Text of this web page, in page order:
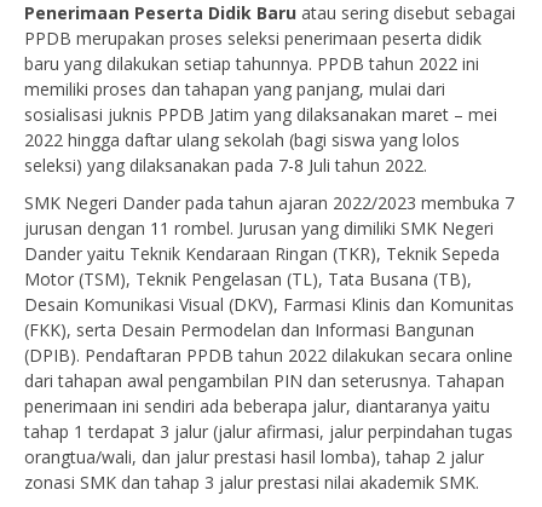
Penerimaan Peserta Didik Baru atau sering disebut sebagai
PPDB merupakan proses seleksi penerimaan peserta didik
baru yang dilakukan setiap tahunnya. PPDB tahun 2022 ini
memiliki proses dan tahapan yang panjang, mulai dari
sosialisasi juknis PPDB Jatim yang dilaksanakan maret – mei
2022 hingga daftar ulang sekolah (bagi siswa yang lolos
seleksi) yang dilaksanakan pada 7-8 Juli tahun 2022.
SMK Negeri Dander pada tahun ajaran 2022/2023 membuka 7
jurusan dengan 11 rombel. Jurusan yang dimiliki SMK Negeri
Dander yaitu Teknik Kendaraan Ringan (TKR), Teknik Sepeda
Motor (TSM), Teknik Pengelasan (TL), Tata Busana (TB),
Desain Komunikasi Visual (DKV), Farmasi Klinis dan Komunitas
(FKK), serta Desain Permodelan dan Informasi Bangunan
(DPIB). Pendaftaran PPDB tahun 2022 dilakukan secara online
dari tahapan awal pengambilan PIN dan seterusnya. Tahapan
penerimaan ini sendiri ada beberapa jalur, diantaranya yaitu
tahap 1 terdapat 3 jalur (jalur afirmasi, jalur perpindahan tugas
orangtua/wali, dan jalur prestasi hasil lomba), tahap 2 jalur
zonasi SMK dan tahap 3 jalur prestasi nilai akademik SMK.